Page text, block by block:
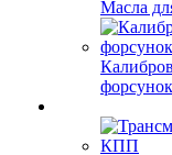
Масла
форсунок